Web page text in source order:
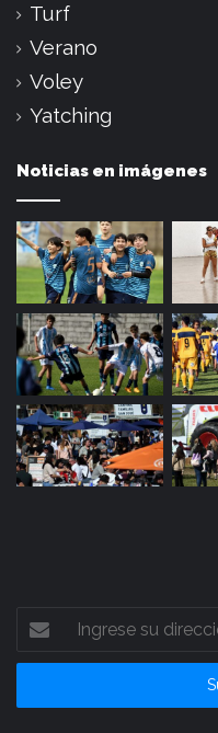
Turf
Verano
Voley
Yatching
Noticias en imágenes
Ingrese
su
dirección
correo